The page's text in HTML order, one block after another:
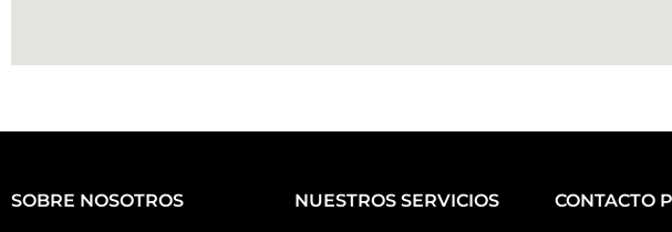
SOBRE NOSOTROS NUESTROS SERVICIOS CONTACTO